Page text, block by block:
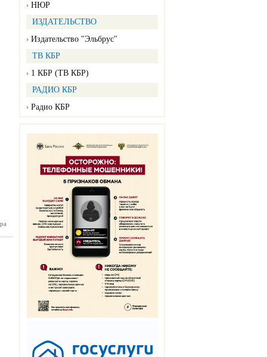
НЮР
ИЗДАТЕЛЬСТВО
Издательство "Эльбрус"
ТВ КБР
1 КБР (ТВ КБР)
РАДИО КБР
Радио КБР
№50